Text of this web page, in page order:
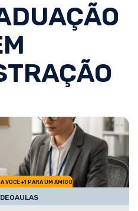
VOCE +1 PARA UM AMIGO